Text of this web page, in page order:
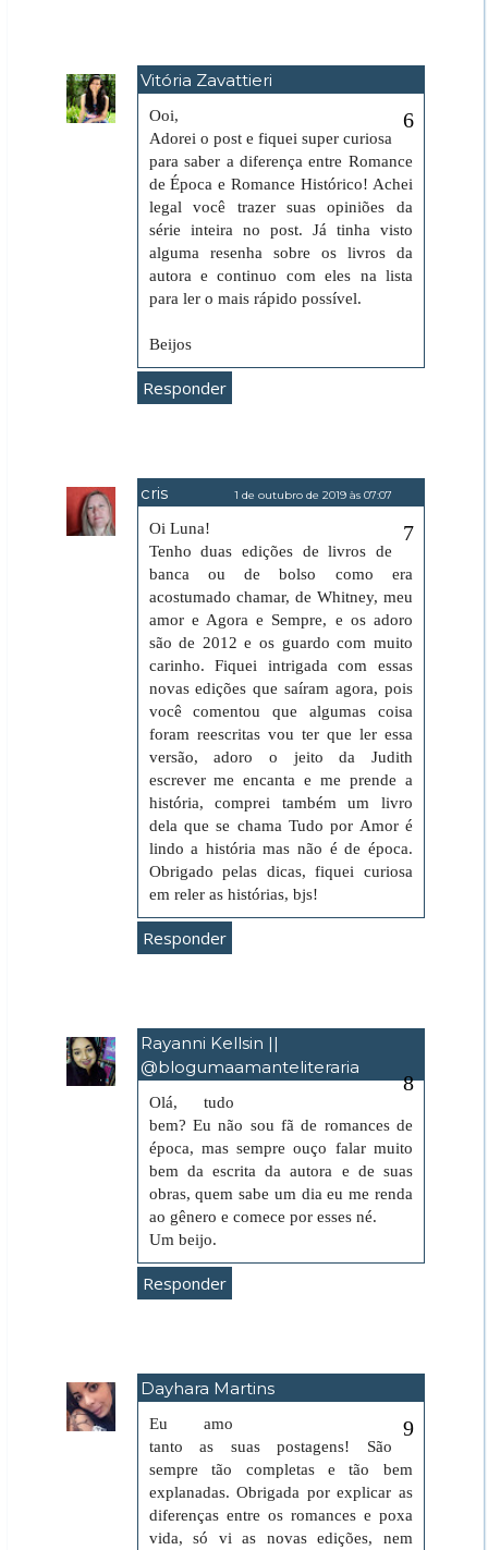
Vitória Zavattieri
Ooi,
Adorei o post e fiquei super curiosa
para saber a diferença entre Romance
de Época e Romance Histórico! Achei
legal você trazer suas opiniões da
série inteira no post. Já tinha visto
alguma resenha sobre os livros da
autora e continuo com eles na lista
para ler o mais rápido possível.
Beijos
Responder
cris 1 de outubro de 2019 às 07:07
Oi Luna!
Tenho duas edições de livros de
banca ou de bolso como era
acostumado chamar, de Whitney, meu
amor e Agora e Sempre, e os adoro
são de 2012 e os guardo com muito
carinho. Fiquei intrigada com essas
novas edições que saíram agora, pois
você comentou que algumas coisa
foram reescritas vou ter que ler essa
versão, adoro o jeito da Judith
escrever me encanta e me prende a
história, comprei também um livro
dela que se chama Tudo por Amor é
lindo a história mas não é de época.
Obrigado pelas dicas, fiquei curiosa
em reler as histórias, bjs!
Responder
Rayanni Kellsin ||
@blogumaamanteliteraria
Olá, tudo
bem? Eu não sou fã de romances de
época, mas sempre ouço falar muito
bem da escrita da autora e de suas
obras, quem sabe um dia eu me renda
ao gênero e comece por esses né.
Um beijo.
Responder
Dayhara Martins
Eu amo
tanto as suas postagens! São
sempre tão completas e tão bem
explanadas. Obrigada por explicar as
diferenças entre os romances e poxa
vida, só vi as novas edições, nem